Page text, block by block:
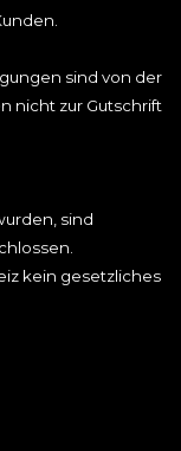
sind von der
nicht zur Gutschrift
sind
kein gesetzliches